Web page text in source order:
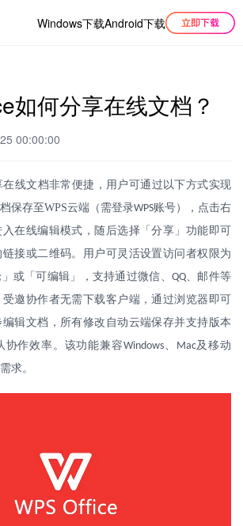
Windows下载Android下载
如何分享在线文档？
00:00:00
在线文档非常便捷，用户可通过以下方式实现
保存至WPS云端（需登录WPS账号），点击右
在线编辑模式，随后选择「分享」功能即可
接或二维码。用户可灵活设置访问者权限为
或「可编辑」，支持通过微信、 QQ、邮件等
邀协作者无需下载客户端，通过浏览器即可
辑文档，所有修改自动云端保存并支持版本
协作效率。该功能兼容Windows、 Mac及移动
求。